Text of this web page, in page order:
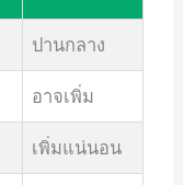
ปานกลาง
อาจเพิ่ม
เพิ่มแน่นอน